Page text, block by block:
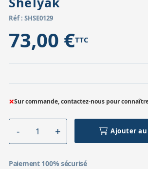
Réf : SHSE0129
73,00 €TTC
×Sur commande, contactez-nous pour
Ajouter
Paiement 100% sécurisé